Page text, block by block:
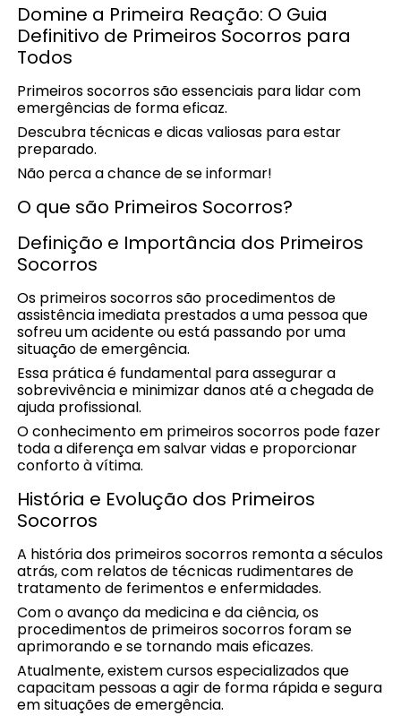
Domine a Primeira Reação: O Guia
Definitivo de Primeiros Socorros para
Todos
Primeiros socorros são essenciais para lidar com
emergências de forma eficaz.
Descubra técnicas e dicas valiosas para estar
preparado.
Não perca a chance de se informar!
O que são Primeiros Socorros?
Definição e Importância dos Primeiros
Socorros
Os primeiros socorros são procedimentos de
assistência imediata prestados a uma pessoa que
sofreu um acidente ou está passando por uma
situação de emergência.
Essa prática é fundamental para assegurar a
sobrevivência e minimizar danos até a chegada de
ajuda profissional.
O conhecimento em primeiros socorros pode fazer
toda a diferença em salvar vidas e proporcionar
conforto à vítima.
História e Evolução dos Primeiros
Socorros
A história dos primeiros socorros remonta a séculos
atrás, com relatos de técnicas rudimentares de
tratamento de ferimentos e enfermidades.
Com o avanço da medicina e da ciência, os
procedimentos de primeiros socorros foram se
aprimorando e se tornando mais eficazes.
Atualmente, existem cursos especializados que
capacitam pessoas a agir de forma rápida e segura
em situações de emergência.